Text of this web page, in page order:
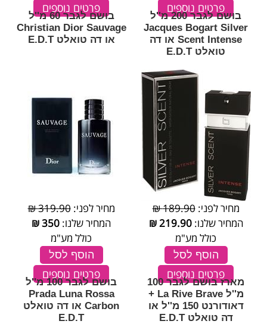
פרטים נוספים פרטים נוספים
בושם לגבר 200 מ''ל
Jacques Bogart Silver
Scent Intense או דה
טואלט E.D.T
מחיר לפני:189.90 ₪
המחיר שלנו:219.90
₪
כולל מע"מ
הוסף לסל
פרטים נוספים
בושם לגבר 60 מ''ל
Christian Dior Sauvage
או דה טואלט E.D.T
מחיר לפני:319.90 ₪
המחיר שלנו: 350
₪
כולל מע"מ
הוסף לסל
פרטים נוספים
מארז בושם לגבר 100
מ''ל La Rive Brave +
דאודורנט 150 מ''ל או
דה טואלט E.D.T
בושם לגבר 100 מ''ל
Prada Luna Rossa
Carbon או דה טואלט
E.D.T